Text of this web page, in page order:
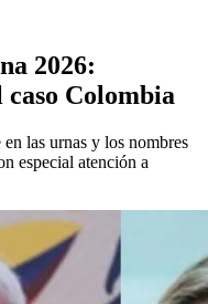
2026:
Colombia
las urnas y los nombres
especial atención a